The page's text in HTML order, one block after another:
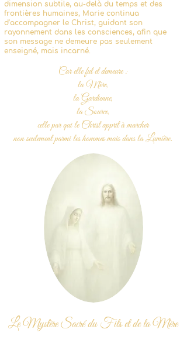
dimension subtile, au-delà du temps et des
frontières humaines, Marie continua
d’accompagner le Christ, guidant son
rayonnement dans les consciences, afin que
son message ne demeure pas seulement
enseigné, mais incarné.
Car elle fut et demeure :
la Mère,
la Gardienne,
la Source,
celle par qui le Christ apprit à marcher
non seulement parmi les hommesmais dans la Lumière.
Le Mystère Sacré du Fils et de la Mère